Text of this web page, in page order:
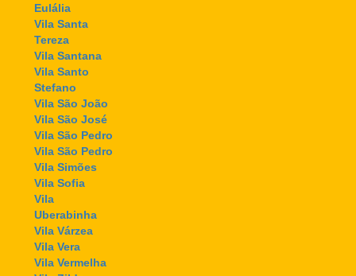
Eulália
Vila Santa
Tereza
Vila Santana
Vila Santo
Stefano
Vila São João
Vila São José
Vila São Pedro
Vila São Pedro
Vila Simões
Vila Sofia
Vila
Uberabinha
Vila Várzea
Vila Vera
Vila Vermelha